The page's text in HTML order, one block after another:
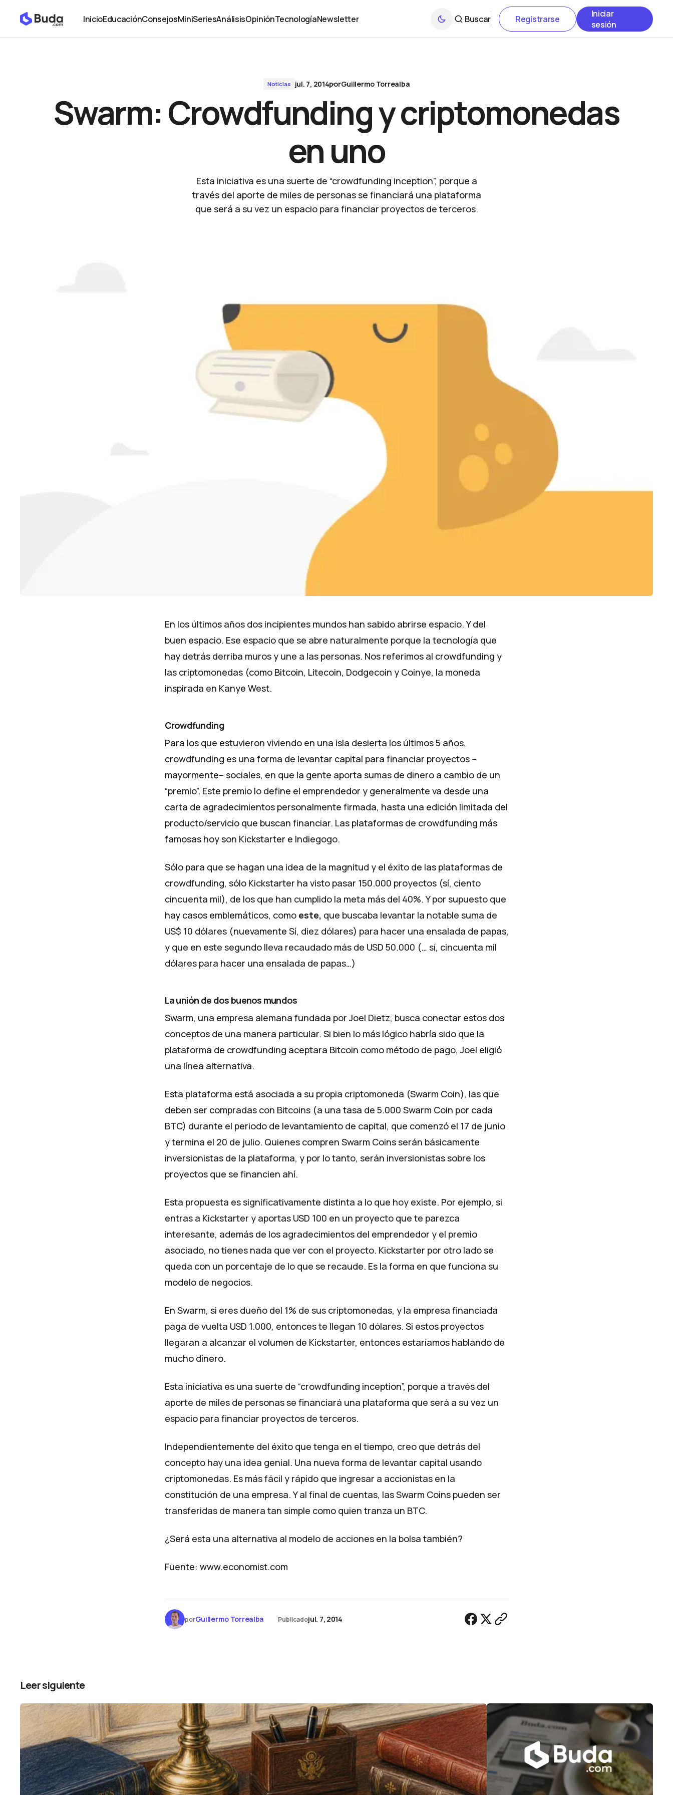
InicioEducaciónConsejosMiniSeriesAnálisisOpiniónTecnologíaNewsletter
Buscar Registrarse
Iniciar
sesión
Noticias Swarm: Crowdfunding y criptomonedas en uno
Noticias jul. 7, 2014porGuillermo Torrealba
Swarm: Crowdfunding y criptomonedas
en uno
Esta iniciativa es una suerte de “crowdfunding inception”, porque a
través del aporte de miles de personas se financiará una plataforma
que será a su vez un espacio para financiar proyectos de terceros.
En los últimos años dos incipientes mundos han sabido abrirse espacio. Y del
buen espacio. Ese espacio que se abre naturalmente porque la tecnología que
hay detrás derriba muros y une a las personas. Nos referimos al crowdfunding y
las criptomonedas (como Bitcoin, Litecoin, Dodgecoin y Coinye, la moneda
inspirada en Kanye West.
Crowdfunding
Para los que estuvieron viviendo en una isla desierta los últimos 5 años,
crowdfunding es una forma de levantar capital para financiar proyectos –
mayormente– sociales, en que la gente aporta sumas de dinero a cambio de un
“premio”. Este premio lo define el emprendedor y generalmente va desde una
carta de agradecimientos personalmente firmada, hasta una edición limitada del
producto/servicio que buscan financiar. Las plataformas de crowdfunding más
famosas hoy son Kickstarter e Indiegogo.
Sólo para que se hagan una idea de la magnitud y el éxito de las plataformas de
crowdfunding, sólo Kickstarter ha visto pasar 150.000 proyectos (sí, ciento
cincuenta mil), de los que han cumplido la meta más del 40%. Y por supuesto que
hay casos emblemáticos, como este, que buscaba levantar la notable suma de
US$ 10 dólares (nuevamente Sí, diez dólares) para hacer una ensalada de papas,
y que en este segundo lleva recaudado más de USD 50.000 (… sí, cincuenta mil
dólares para hacer una ensalada de papas…)
La unión de dos buenos mundos
Swarm, una empresa alemana fundada por Joel Dietz, busca conectar estos dos
conceptos de una manera particular. Si bien lo más lógico habría sido que la
plataforma de crowdfunding aceptara Bitcoin como método de pago, Joel eligió
una línea alternativa.
Esta plataforma está asociada a su propia criptomoneda (Swarm Coin), las que
deben ser compradas con Bitcoins (a una tasa de 5.000 Swarm Coin por cada
BTC) durante el periodo de levantamiento de capital, que comenzó el 17 de junio
y termina el 20 de julio. Quienes compren Swarm Coins serán básicamente
inversionistas de la plataforma, y por lo tanto, serán inversionistas sobre los
proyectos que se financien ahí.
Esta propuesta es significativamente distinta a lo que hoy existe. Por ejemplo, si
entras a Kickstarter y aportas USD 100 en un proyecto que te parezca
interesante, además de los agradecimientos del emprendedor y el premio
asociado, no tienes nada que ver con el proyecto. Kickstarter por otro lado se
queda con un porcentaje de lo que se recaude. Es la forma en que funciona su
modelo de negocios.
En Swarm, si eres dueño del 1% de sus criptomonedas, y la empresa financiada
paga de vuelta USD 1.000, entonces te llegan 10 dólares. Si estos proyectos
llegaran a alcanzar el volumen de Kickstarter, entonces estaríamos hablando de
mucho dinero.
Esta iniciativa es una suerte de “crowdfunding inception”, porque a través del
aporte de miles de personas se financiará una plataforma que será a su vez un
espacio para financiar proyectos de terceros.
Independientemente del éxito que tenga en el tiempo, creo que detrás del
concepto hay una idea genial. Una nueva forma de levantar capital usando
criptomonedas. Es más fácil y rápido que ingresar a accionistas en la
constitución de una empresa. Y al final de cuentas, las Swarm Coins pueden ser
transferidas de manera tan simple como quien tranza un BTC.
¿Será esta una alternativa al modelo de acciones en la bolsa también?
Fuente: www.economist.com
porGuillermo Torrealba Publicadojul. 7, 2014
Leer siguiente